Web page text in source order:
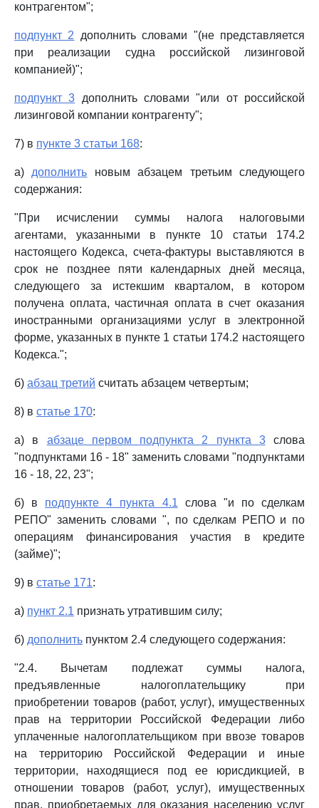
контрагентом";
подпункт 2 дополнить словами "(не представляется
при реализации судна российской лизинговой
компанией)";
подпункт 3 дополнить словами "или от российской
лизинговой компании контрагенту";
7) в пункте 3 статьи 168:
а) дополнить новым абзацем третьим следующего
содержания:
"При исчислении суммы налога налоговыми
агентами, указанными в пункте 10 статьи 174.2
настоящего Кодекса, счета-фактуры выставляются в
срок не позднее пяти календарных дней месяца,
следующего за истекшим кварталом, в котором
получена оплата, частичная оплата в счет оказания
иностранными организациями услуг в электронной
форме, указанных в пункте 1 статьи 174.2 настоящего
Кодекса.";
б) абзац третий считать абзацем четвертым;
8) в статье 170:
а) в абзаце первом подпункта 2 пункта 3слова
"подпунктами 16 - 18" заменить словами "подпунктами
16 - 18, 22, 23";
б) в подпункте 4 пункта 4.1 слова "и по сделкам
РЕПО" заменить словами ", по сделкам РЕПО и по
операциям финансирования участия в кредите
(займе)";
9) в статье 171:
а) пункт 2.1 признать утратившим силу;
б) дополнить пунктом 2.4 следующего содержания:
"2.4. Вычетам подлежат суммы налога,
предъявленные налогоплательщику при
приобретении товаров (работ, услуг), имущественных
прав на территории Российской Федерации либо
уплаченные налогоплательщиком при ввозе товаров
на территорию Российской Федерации и иные
территории, находящиеся под ее юрисдикцией, в
отношении товаров (работ, услуг), имущественных
прав, приобретаемых для оказания населению услуг